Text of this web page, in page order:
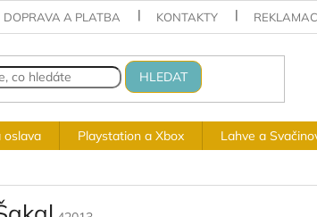
DOPRAVA A PLATBA KONTAKTY
HLEDAT
oslava Playstation a Xbox
Lahve a